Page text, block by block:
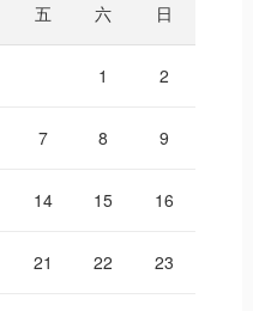
五 六 日
1 2
7 8 9
14 15 16
21 22 23